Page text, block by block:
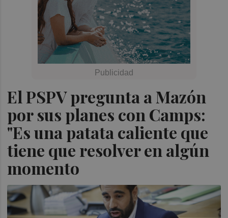
El PSPV pregunta a Mazón
por sus planes con Camps:
"Es una patata caliente que
tiene que resolver en algún
momento